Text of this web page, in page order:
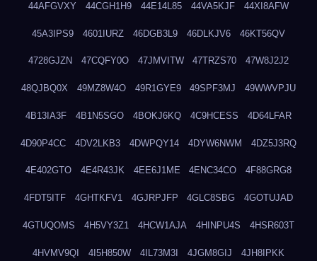
44AFGVXY 44CGH1H9 44E14L85 44VA5KJF 44XI8AFW
45A3IPS9 4601IURZ 46DGB3L9 46DLKJV6 46KT56QV
4728GJZN 47CQFY0O 47JMVITW 47TRZS70 47W8J2J2
48QJBQ0X 49MZ8W4O 49R1GYE9 49SPF3MJ 49WWVPJU
4B13IA3F 4B1N5SGO 4BOKJ6KQ 4C9HCESS 4D64LFAR
4D90P4CC 4DV2LKB3 4DWPQY14 4DYW6NWM 4DZ5J3RQ
4E402GTO 4E4R43JK 4EE6J1ME 4ENC34CO 4F88GRG8
4FDT5ITF 4GHTKFV1 4GJRPJFP 4GLC8SBG 4GOTUJAD
4GTUQOMS 4H5VY3Z1 4HCW1AJA 4HINPU4S 4HSR603T
4HVMV9QI 4I5H850W 4IL73M3I 4JGM8GIJ 4JH8IPKK